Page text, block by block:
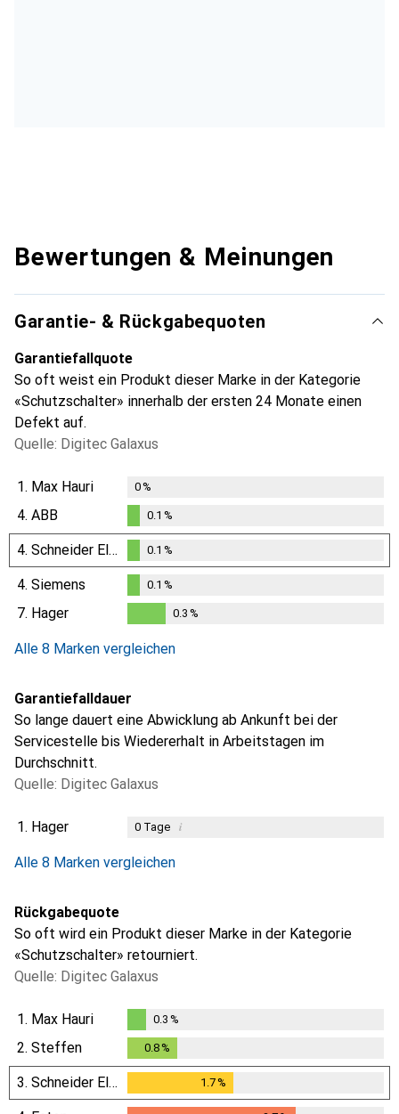
Bewertungen & Meinungen
Garantie- & Rückgabequoten
Garantiefallquote
So oft weist ein Produkt dieser Marke in der Kategorie
«Schutzschalter» innerhalb der ersten 24 Monate einen
Defekt auf.
Quelle: Digitec Galaxus
1. Max Hauri 0%
4. ABB
0.1%
0.1 %
4. Schneider Electric
0.1%
0.1 %
4. Siemens
%
0.1 %
7. Hager 0.3 %
Alle 8 Marken vergleichen
Garantiefalldauer
So lange dauert eine Abwicklung ab Ankunft bei der
Servicestelle bis Wiedererhalt in Arbeitstagen im
Durchschnitt.
Quelle: Digitec Galaxus
1. Hager 0Tage i
Alle 8 Marken vergleichen
Rückgabequote
So oft wird ein Produkt dieser Marke in der Kategorie
«Schutzschalter» retourniert.
Quelle: Digitec Galaxus
1. Max Hauri
0.3%
0.3 %
2. Steffen 0.8%
3. Schneider Electric 1.7%